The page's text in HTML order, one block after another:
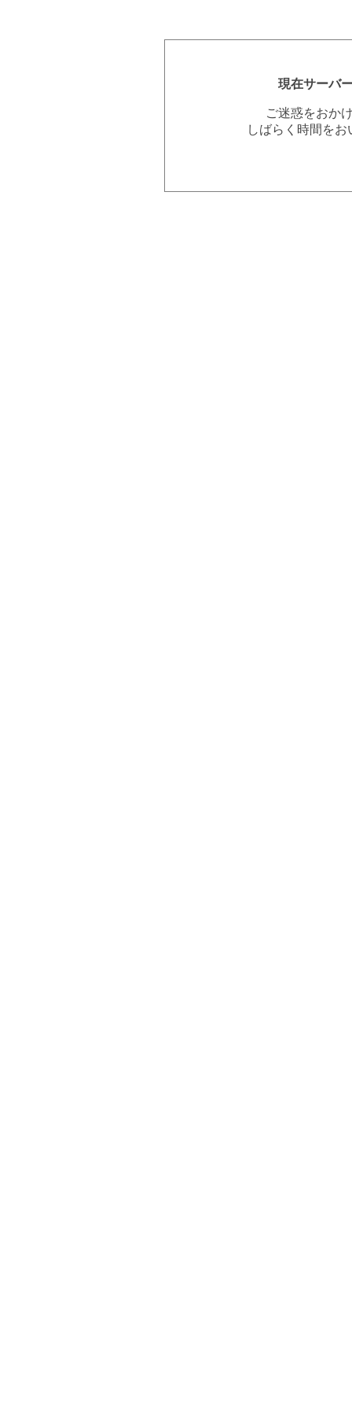
現在サーバ
ご迷惑をおか
しばらく時間を